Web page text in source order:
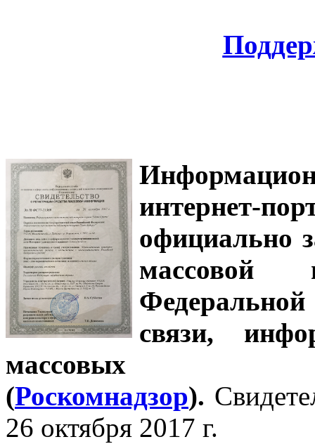
интернет-
официально
связи,
массовых
(Роскомнадзор).
26 октября 2017 г.